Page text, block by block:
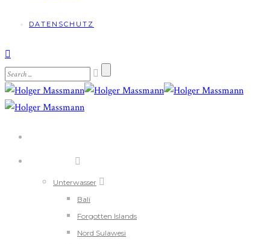
DATENSCHUTZ
Unterwasser
Bali
Forgotten Islands
Nord Sulawesi